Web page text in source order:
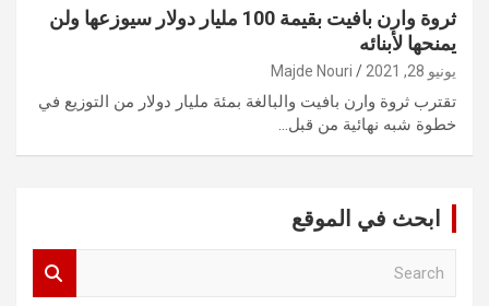
ثروة وارن بافيت بقيمة 100 مليار دولار سيوزعها ولن
يمنحها لأبنائه
يونيو 28, 2021 Majde Nouri
تقترب ثروة وارن بافيت والبالغة بمئة مليار دولار من التوزيع في
خطوة شبه نهائية من قبل…
ابحث في الموقع